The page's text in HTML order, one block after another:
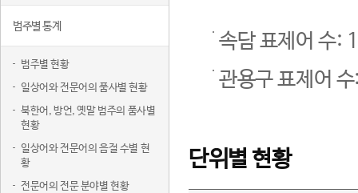
범주별 통계
범주별 현황
일상어와 전문어의 품사별 현황
북한어, 방언, 옛말 범주의 품사별
현황
일상어와 전문어의 음절 수별 현
황
전문어의 전문 분야별 현황
속담 표제어 수:
관용구 표제어
단위별 현황